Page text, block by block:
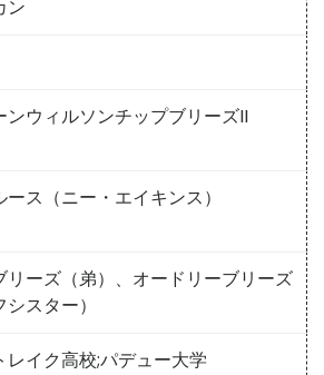
ン
ンウィルソンチップブリーズII
ース（ニー・エイキンス）
リーズ（弟）、オードリーブリーズ
シスター）
レイク高校;パデュー大学